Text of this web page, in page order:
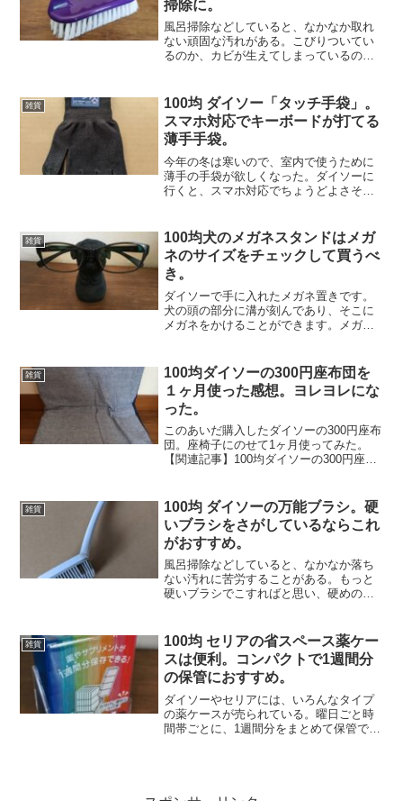
掃除に。
風呂掃除などしていると、なかなか取れ
ない頑固な汚れがある。こびりついてい
るのか、カビが生えてしまっているのか
と探してみた。ちょうどよさそうなもの
をダイソーで見つけた...
雑貨
100均 ダイソー「タッチ手袋」。
スマホ対応でキーボードが打てる
薄手手袋。
今年の冬は寒いので、室内で使うために
薄手の手袋が欲しくなった。ダイソーに
行くと、スマホ対応でちょうどよさそう
甲側は無加工。このようにしっかりとし
たゴムの突起がついている...
雑貨
100均犬のメガネスタンドはメガ
ネのサイズをチェックして買うべ
き。
ダイソーで手に入れたメガネ置きです。
犬の頭の部分に溝が刻んであり、そこに
メガネをかけることができます。メガネ
ものがありますが、メガネをかけたとき
の安定感がそれぞれ違ってい...
雑貨
100均ダイソーの300円座布団を
１ヶ月使った感想。ヨレヨレにな
った。
このあいだ購入したダイソーの300円座布
団。座椅子にのせて1ヶ月使ってみた。
【関連記事】100均ダイソーの300円座布
まった。座椅子にのせると、ほぼ全体重
がかかった状態...
雑貨
100均 ダイソーの万能ブラシ。硬
いブラシをさがしているならこれ
がおすすめ。
風呂掃除などしていると、なかなか落ち
ない汚れに苦労することがある。もっと
硬いブラシでこすればと思い、硬めのブ
るが、さすがに目地がダメになりそうで
使えない。ブラスチッ...
雑貨
100均 セリアの省スペース薬ケー
スは便利。コンパクトで1週間分
の保管におすすめ。
ダイソーやセリアには、いろんなタイプ
の薬ケースが売られている。曜日ごと時
間帯ごとに、1週間分をまとめて保管でき